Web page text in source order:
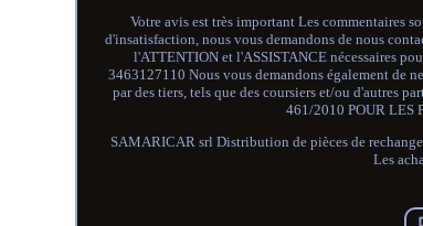
Votre avis est très important Les commentaires
d'insatisfaction, nous vous demandons de nous
l'ATTENTION et l'ASSISTANCE nécessaires
3463127110 Nous vous demandons également de
par des tiers, tels que des coursiers et/ou d'autres
461/2010 POUR LES
SAMARICAR srl Distribution de pièces de
Les